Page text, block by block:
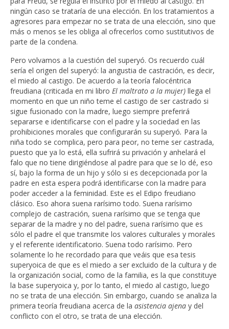
ningún caso se trataría de una elección. En los tratamientos a
agresores para empezar no se trata de una elección, sino que
más o menos se les obliga al ofrecerlos como sustitutivos de
parte de la condena.
Pero volvamos a la cuestión del superyó. Os recuerdo cuál
sería el origen del superyó: la angustia de castración, es decir,
el miedo al castigo. De acuerdo a la teoría falocéntrica
freudiana (criticada en mi libro El maltrato a la mujer) llega el
momento en que un niño teme el castigo de ser castrado si
sigue fusionado con la madre, luego siempre preferirá
separarse e identificarse con el padre y la sociedad en las
prohibiciones morales que configurarán su superyó. Para la
niña todo se complica, pero para peor, no teme ser castrada,
puesto que ya lo está, ella sufrirá su privación y anhelará el
falo que no tiene dirigiéndose al padre para que se lo dé, eso
sí, bajo la forma de un hijo y sólo si es decepcionada por la
padre en esta espera podrá identificarse con la madre para
poder acceder a la feminidad. Este es el Edipo freudiano
clásico. Eso ahora suena rarísimo todo. Suena rarísimo
complejo de castración, suena rarísimo que se tenga que
separar de la madre y no del padre, suena rarísimo que es
sólo el padre el que transmite los valores culturales y morales
y el referente identificatorio. Suena todo rarísimo. Pero
solamente lo he recordado para que veáis que esa tesis
superyoica de que es el miedo a ser excluido de la cultura y de
la organización social, como de la familia, es la que constituye
la base superyoica y, por lo tanto, el miedo al castigo, luego
no se trata de una elección. Sin embargo, cuando se analiza la
primera teoría freudiana acerca de la asistencia ajena y del
conflicto con el otro, se trata de una elección.